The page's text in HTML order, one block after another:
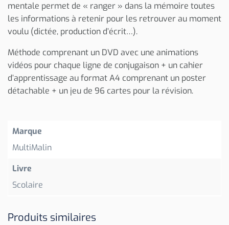
mentale permet de « ranger » dans la mémoire toutes
les informations à retenir pour les retrouver au moment
voulu (dictée, production d’écrit…).
Méthode comprenant un DVD avec une animations
vidéos pour chaque ligne de conjugaison + un cahier
d’apprentissage au format A4 comprenant un poster
détachable + un jeu de 96 cartes pour la révision.
Marque
MultiMalin
Livre
Scolaire
Produits similaires